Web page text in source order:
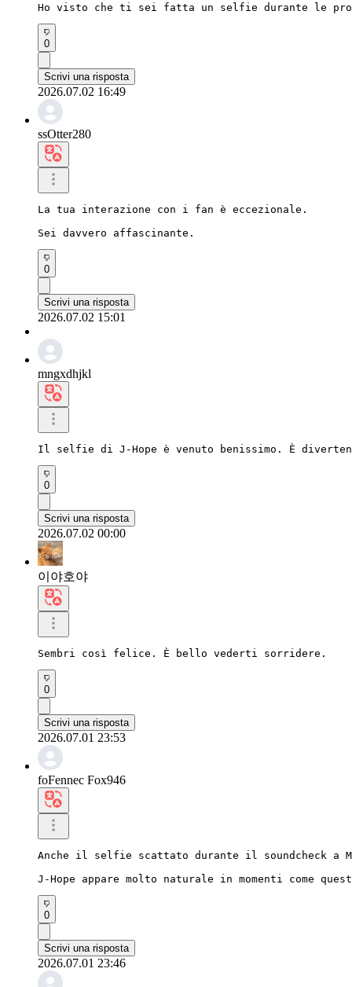
Ho visto che ti sei fatta un selfie durante le
0
Scrivi una risposta
2026.07.02 16:49
ssOtter280
La tua interazione con i fan è eccezionale.
Sei davvero affascinante.
0
Scrivi una risposta
2026.07.02 15:01
mngxdhjkl
Il selfie di J-Hope è venuto benissimo. È
0
Scrivi una risposta
2026.07.02 00:00
이야호야
Sembri così felice. È bello vederti sorridere.
0
Scrivi una risposta
2026.07.01 23:53
foFennec Fox946
Anche il selfie scattato durante il soundcheck a
J-Hope appare molto naturale in momenti come
0
Scrivi una risposta
2026.07.01 23:46